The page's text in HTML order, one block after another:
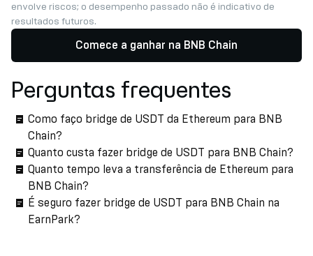
envolve riscos; o desempenho passado não é indicativo de
resultados futuros.
Comece a ganhar na BNB Chain
Perguntas frequentes
Como faço bridge de USDT da Ethereum para BNB
Chain?
Quanto custa fazer bridge de USDT para BNB Chain?
Quanto tempo leva a transferência de Ethereum para
BNB Chain?
É seguro fazer bridge de USDT para BNB Chain na
EarnPark?